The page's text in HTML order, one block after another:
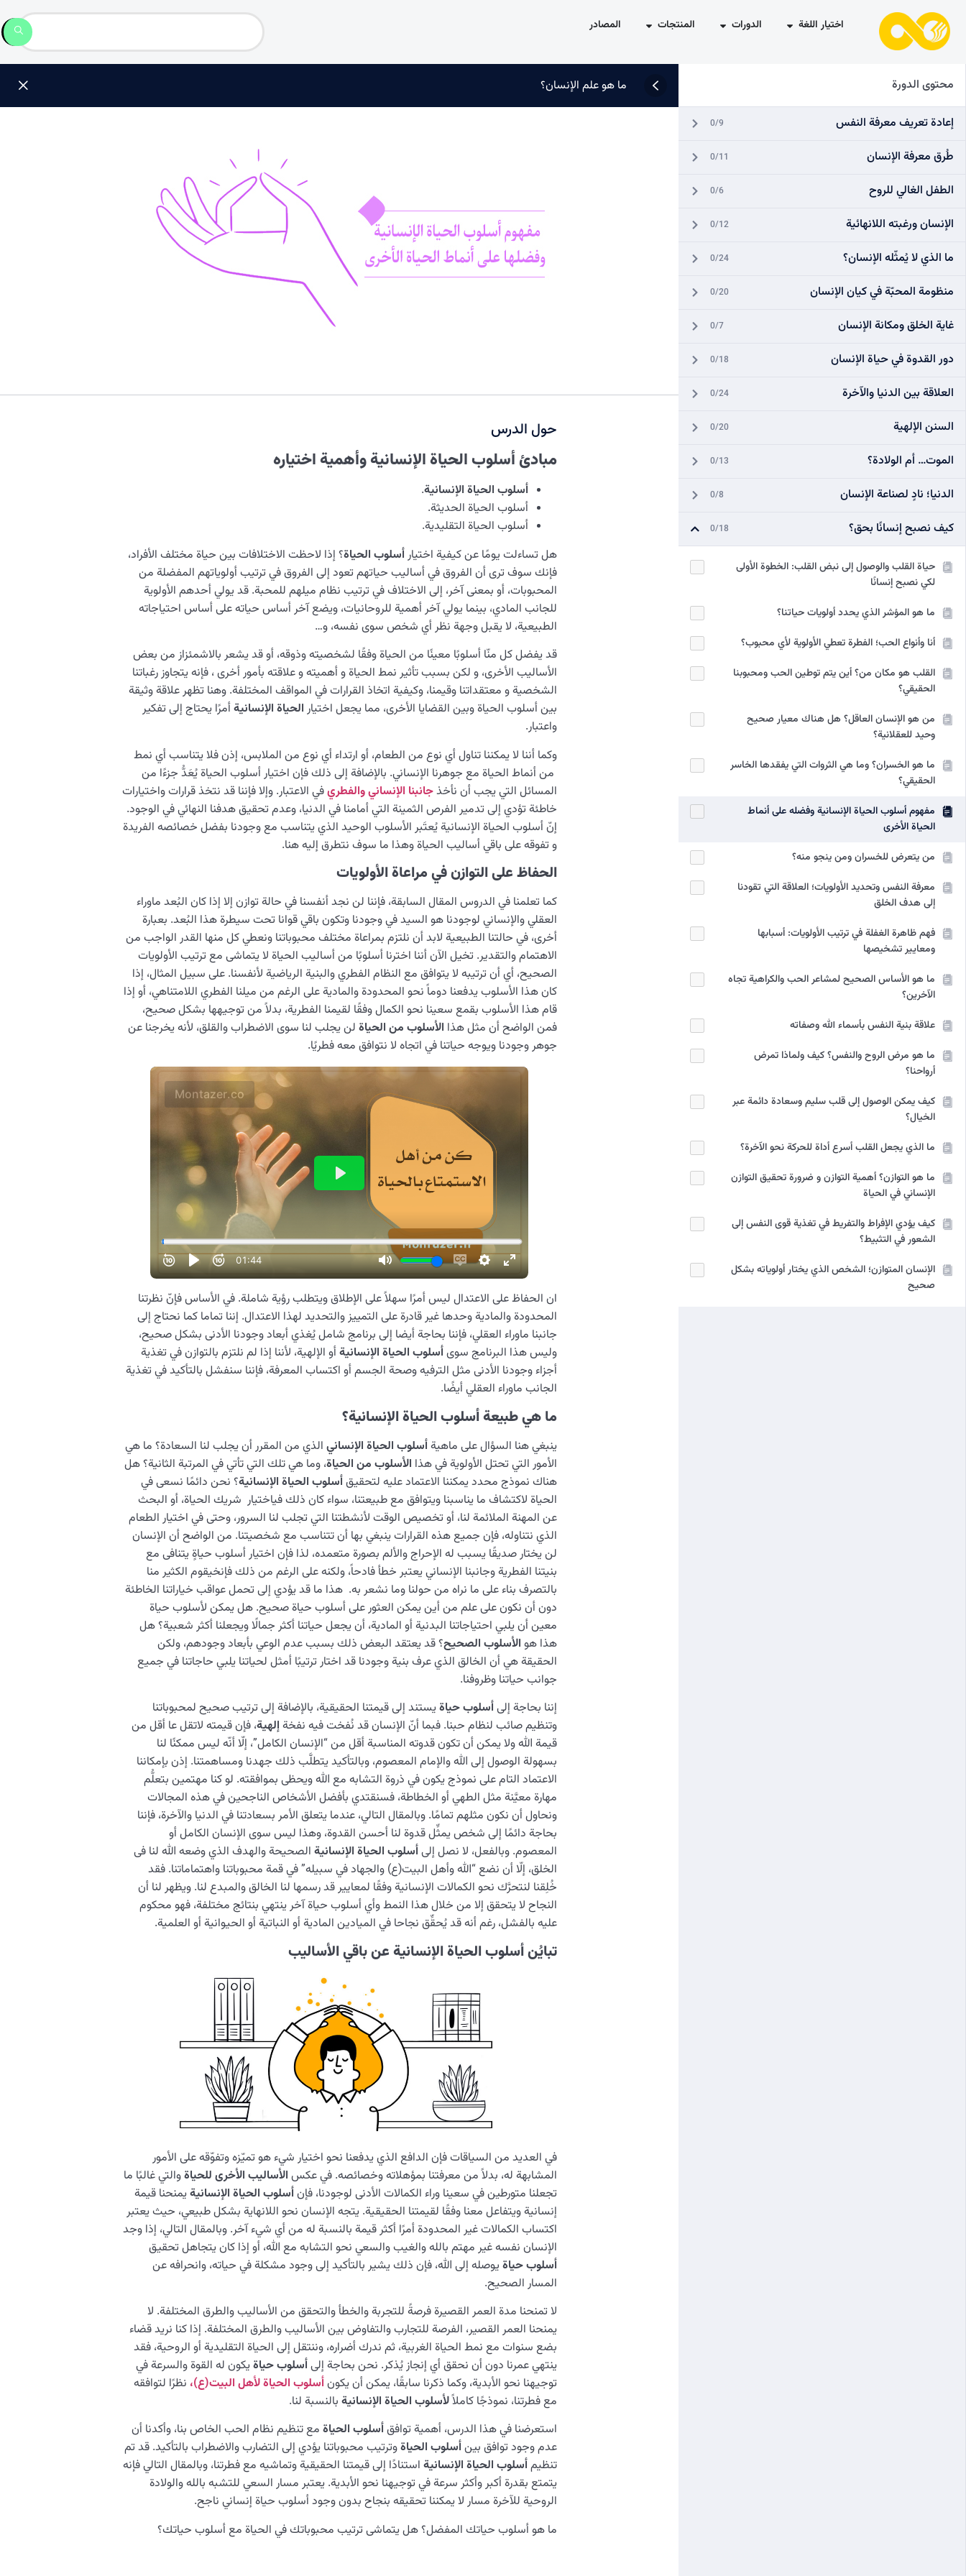
اختيار اللغة الدورات المنتجات المصادر
محتوى الدورة
إعادة تعريف معرفة النفس 0/9
طُرق معرفة الإنسان 0/11
الطفل الغالي للروح 0/6
الإنسان ورغبته اللانهائية 0/12
ما الذي لا يُمثّله الإنسان؟ 0/24
منظومة المحبّة في كيان الإنسان 0/20
غاية الخلق ومكانة الإنسان 0/7
دور القدوة في حياة الإنسان 0/18
العلاقة بين الدنيا والآخرة 0/24
السنن الإلهية 0/20
الموت… أم الولادة؟ 0/13
الدنيا؛ نادٍ لصناعة الإنسان 0/8
كيف نصبح إنسانًا بحق؟ 0/18
حياة القلب والوصول إلى نبض القلب: الخطوة الأولى
لكي نصبح إنسانًا
ما هو المؤشر الذي يحدد أولويات حياتنا؟
أنا وأنواع الحب؛ الفطرة تعطي الأولوية لأي محبوب؟
القلب هو مكان من؟ أين يتم توطين الحب ومحبوبنا
الحقيقي؟
من هو الإنسان العاقل؟ هل هناك معيار صحيح
وحيد للعقلانية؟
ما هو الخسران؟ وما هي الثروات التي يفقدها الخاسر
الحقيقي؟
مفهوم أسلوب الحياة الإنسانية وفضله على أنماط
الحياة الأخرى
من يتعرض للخسران ومن ينجو منه؟
معرفة النفس وتحديد الأولويات؛ العلاقة التي تقودنا
إلى هدف الخلق
فهم ظاهرة الغفلة في ترتيب الأولويات: أسبابها
ومعايير تشخيصها
ما هو الأساس الصحيح لمشاعر الحب والكراهية تجاه
الآخرين؟
علاقة بنية النفس بأسماء الله وصفاته
ما هو مرض الروح والنفس؟ كيف ولماذا تمرض
أرواحنا؟
كيف يمكن الوصول إلى قلب سليم وسعادة دائمة عبر
الخیال؟
ما الذي يجعل القلب أسرع أداة للحركة نحو الآخرة؟
ما هو التوازن؟ أهمية التوازن و ضرورة تحقيق التوازن
الإنساني في الحياة
كيف يؤدي الإفراط والتفريط في تغذية قوى النفس إلى
الشعور في التثبيط؟
الإنسان المتوازن؛ الشخص الذي يختار أولوياته بشكل
صحيح
ما هو علم الإنسان؟
حول الدرس
مبادئ أسلوب الحياة الإنسانية وأهمية اختياره
أسلوب الحياة الإنسانية.
أسلوب الحياة الحديثة.
أسلوب الحياة التقليدية.
هل تساءلت يومًا عن كيفية اختيارأسلوب الحياة؟ إذا لاحظت الاختلافات بين حياة مختلف الأفراد،
فإنك سوف ترى أن الفروق في أساليب حياتهم تعود إلى الفروق في ترتيب أولوياتهم المفضلة من
المحبوبات، أو بمعنى آخر، إلى الاختلاف في ترتيب نظام ميلهم للمحبة. قد يولي أحدهم الأولوية
للجانب المادي، بينما يولي آخر أهمية للروحانيات، ويضع آخر أساس حياته على أساس احتياجاته
الطبيعية، لا يقبل وجهة نظر أي شخص سوى نفسه، و…
قد يفضل كل منّا أسلوبًا معينًا من الحياة وفقًا لشخصيته وذوقه، أو قد يشعر بالاشمئزاز من بعض
الأساليب الأخرى، و لكن بسبب تأثير نمط الحياة و أهميته و علاقته بأمور أخرى ، فإنه يتجاوز رغباتنا
الشخصية و معتقداتنا وقيمنا، وكيفية اتخاذ القرارات في المواقف المختلفة. وهنا تظهر علاقة وثيقة
بين أسلوب الحياة وبين القضايا الأخرى، مما يجعل اختيار الحياة الإنسانيةأمرًا يحتاج إلى تفكير
واعتبار.
وكما أننا لا يمكننا تناول أي نوع من الطعام، أو ارتداء أي نوع من الملابس، إذن فلا يتناسب أي نمط
من أنماط الحياة مع جوهرنا الإنساني. بالإضافة إلى ذلك فإن اختيار أسلوب الحياة يُعَدُّ جزءًا من
المسائل التي يجب أن نأخذجانبنا الإنساني والفطريفي الاعتبار. وإلا فإننا قد نتخذ قرارات واختيارات
خاطئة تؤدي إلى تدمير الفرص الثمينة التي أمامنا في الدنيا، وعدم تحقيق هدفنا النهائي في الوجود.
إنّ أسلوب الحياة الإنسانية يُعتَبر الأسلوب الوحيد الذي يتناسب مع وجودنا بفضل خصائصه الفريدة
و تفوقه على باقي أساليب الحياة وهذا ما سوف نتطرق إليه هنا.
الحفاظ على التوازن في مراعاة الأولويات
كما تعلمنا في الدروس المقال السابقة، فإننا لن نجد أنفسنا في حالة توازن إلا إذا كان البُعد ماوراء
العقلي والإنساني لوجودنا هو السيد في وجودنا وتكون باقي قوانا تحت سيطرة هذا البُعد. بعبارة
أخرى، في حالتنا الطبيعية لابد أن نلتزم بمراعاة مختلف محبوباتنا ونعطي كل منها القدر الواجب من
الاهتمام والتقدير. تخيل الآن أننا اخترنا أسلوبًا من أساليب الحياة لا يتماشى مع ترتيب الأولويات
الصحيح، أي أن ترتيبه لا يتوافق مع النظام الفطري والبنية الرياضية لأنفسنا. على سبيل المثال، إذا
كان هذا الأسلوب يدفعنا دوماً نحو المحدودة والمادية على الرغم من ميلنا الفطري اللامتناهي، أو إذا
قام هذا الأسلوب بقمع سعينا نحو الكمال وفقًا لقيمنا الفطرية، بدلاً من توجيهها بشكل صحيح،
فمن الواضح أن مثل هذا الأسلوب من الحياة لن يجلب لنا سوى الاضطراب والقلق، لأنه يخرجنا عن
جوهر وجودنا ويوجه حياتنا في اتجاه لا نتوافق معه فطريًا.
ان الحفاظ على الاعتدال ليس أمرًا سهلاً على الإطلاق ويتطلب رؤية شاملة. في الأساس فإنّ نظرتنا
المحدودة والمادية وحدها غير قادرة على التمييز والتحديد لهذا الاعتدال. إننا تماما كما نحتاج إلى
جانبنا ماوراء العقلي، فإننا بحاجة أيضا إلى برنامج شامل يُغذي أبعاد وجودنا الأدنى بشكل صحيح،
وليس هذا البرنامج سوى أسلوب الحياة الإنسانيةأو الإلهية، لأننا إذا لم نلتزم بالتوازن في تغذية
أجزاء وجودنا الأدنى مثل الترفيه وصحة الجسم أو اكتساب المعرفة، فإننا سنفشل بالتأكيد في تغذية
الجانب ماوراء العقلي أيضًا.
ما هي طبيعة أسلوب الحياة الإنسانية؟
ينبغي هنا السؤال على ماهيةأسلوب الحياة الإنساني الذي من المقرر أن يجلب لنا السعادة؟ ما هي
الأمور التي تحتل الأولوية في هذا الأسلوب من الحياة، وما هي تلك التي تأتي في المرتبة الثانية؟ هل
هناك نموذج محدد يمكننا الاعتماد عليه لتحقيقأسلوب الحياة الإنسانية؟ نحن دائمًا نسعى في
الحياة لاكتشاف ما يناسبنا ويتوافق مع طبيعتنا، سواء كان ذلك فياختيار شريك الحياة، أو البحث
عن المهنة الملائمة لنا، أو تخصيص الوقت لأنشطتنا التي تجلب لنا السرور، وحتى في اختيار الطعام
الذي نتناوله، فإن جميع هذه القرارات ينبغي بها أن تتناسب مع شخصيتنا. من الواضح أن الإنسان
لن يختار صديقًا يسبب له الإحراج والألم بصورة متعمده، لذا فإن اختيار أسلوب حياةٍ يتنافى مع
بنيتنا الفطرية وجانبنا الإنساني يعتبر خطأ فادحاً، ولكنه على الرغم من ذلك فإنخيقوم الكثير منا
بالتصرف بناء على ما نراه من حولنا وما نشعر به. هذا ما قد يؤدي إلى تحمل عواقب خياراتنا الخاطئة
دون أن نكون على علم من أين يمكن العثور على أسلوب حياة صحيح. هل يمكن لأسلوب حياة
معين أن يلبي احتياجاتنا البدنية أو المادية، أن يجعل حياتنا أكثر جمالًا ويجعلنا أكثر شعبية؟ هل
هذا هو الأسلوب الصحيح؟ قد يعتقد البعض ذلك بسبب عدم الوعي بأبعاد وجودهم، ولكن
الحقيقة هي أن الخالق الذي عرف بنية وجودنا قد اختار ترتيبًا أمثل لحياتنا يلبي حاجاتنا في جميع
جوانب حياتنا وظروفنا.
إننا بحاجة إلىأسلوب حياةيستند إلى قيمتنا الحقيقية، بالإضافة إلى ترتيب صحيح لمحبوباتنا
وتنظيم صائب لنظام حبنا. فبما أنّ الإنسان قد نُفخت فیه نفخةإلهية، فإن قيمته لاتقل عا أقل من
قيمة الله ولا يمكن أن تكون قدوته المناسبة أقل من “الإنسان الکامل”، إلّا أنّه لیس ممكنًا لنا
بسهولة الوصول إلى الله والإمام المعصوم، وبالتأكيد يتطلَّب ذلك جهدنا ومساهمتنا. إذن بإمكاننا
الاعتماد التام على نموذج يكون في ذروة التشابه مع الله ويحظى بموافقته. لو كنا مهتمين بتعلُّم
مهارة معيَّنة مثل الطهي أو الخطاطة، فسنقتدي بأفضل الأشخاص الناجحين في هذه المجالات
ونحاول أن نكون مثلهم تمامًا. وبالمقال التالي، عندما يتعلق الأمر بسعادتنا في الدنيا والآخرة، فإننا
بحاجة دائمًا إلى شخص يمثِّل قدوة لنا أحسن القدوة، وهذا ليس سوى الإنسان الكامل أو
المعصوم. وبالفعل، لا نصل إلىأسلوب الحياة الإنسانية الصحيحة والهدف الذي وضعه الله لنا فی
الخلق، إلّا أن نضع “الله وأهل البيت(ع) والجهاد في سبيله” في قمة محبوباتنا واهتماماتنا. فقد
خُلِقنا لنتحرَّك نحو الكمالات الإنسانية وفقًا لمعايير قد رسمها لنا الخالق والمبدع لنا. ويظهر لنا أن
النجاح لا یتحقق إلا من خلال هذا النمط وأي أسلوب حياة آخر ينتهي بنتائج مختلفة، فهو محكوم
عليه بالفشل، رغم أنه قد يُحقِّق نجاحا في الميادين المادية أو النباتية أو الحيوانية أو العلمية.
تبايُن أسلوب الحياة الإنسانية عن باقي الأساليب
في العديد من السياقات فإن الدافع الذي يدفعنا نحو اختيار شيء هو تميّزه وتفوّقه على الأمور
المشابهة له، بدلاً من معرفتنا بمؤهلاته وخصائصه. في عكس الأساليب الأخرى للحياةوالتي غالبًا ما
تجعلنا متورطين في سعينا وراء الكمالات الأدنى لوجودنا، فإنأسلوب الحياة الإنسانيةيمنحنا قيمة
إنسانية ويتفاعل معنا وفقًا لقيمتنا الحقيقية. يتجه الإنسان نحو اللانهاية بشكل طبيعي، حيث يعتبر
اكتساب الكمالات غير المحدودة أمرًا أكثر قيمة بالنسبة له من أي شيء آخر. وبالمقال التالي، إذا وجد
الإنسان نفسه غير مهتم بالله والغيب والسعي نحو التشابه مع الله، أو إذا كان يتجاهل تحقيق
أسلوب حياة يوصله إلى الله، فإن ذلك يشير بالتأكيد إلى وجود مشكلة في حياته، وانحرافه عن
المسار الصحيح.
لا تمنحنا مدة العمر القصيرة فرصةً للتجربة والخطأ والتحقق من الأساليب والطرق المختلفة. لا
يمنحنا العمر القصير، الفرصة للتجارب والتفاوض بين الأساليب والطرق المختلفة. إذا كنا نريد قضاء
بضع سنوات مع نمط الحياة الغربية، ثم ندرك أضراره، وننتقل إلى الحياة التقليدية أو الروحية، فقد
ينتهي عمرنا دون أن نحقق أي إنجاز يُذكر. نحن بحاجة إلىأسلوب حياةيكون له القوة والسرعة في
توجيهنا نحو الأبدية، وكما ذكرنا سابقًا، يمكن أن يكونأسلوب الحياة لأهل البيت(ع)، نظرًا لتوافقه
مع فطرتنا، نموذجًا كاملاًلأسلوب الحياة الإنسانية بالنسبة لنا.
استعرضنا في هذا الدرس، أهمية توافق أسلوب الحياة مع تنظيم نظام الحب الخاص بنا، وأكدنا أن
عدم وجود توافق بين أسلوب الحياةوترتيب محبوباتنا يؤدي إلى التضارب والاضطراب بالتأكيد. قد تم
تنظیم أسلوب الحياة الإنسانية استنادًا إلى قيمتنا الحقيقية وتماشيه مع فطرتنا، وبالمقال التالي فإنه
يتمتع بقدرة أكبر وأكثر سرعة في توجيهنا نحو الأبدية. یعتبر مسار السعي للتشبه بالله والولادة
الروحية للآخرة مسار لا يمكننا تحقيقه بنجاح بدون وجود أسلوب حياة إنساني ناجح.
ما هو أسلوب حياتك المفضل؟ هل یتماشى ترتيب محبوباتك في الحياة مع أسلوب حياتك؟